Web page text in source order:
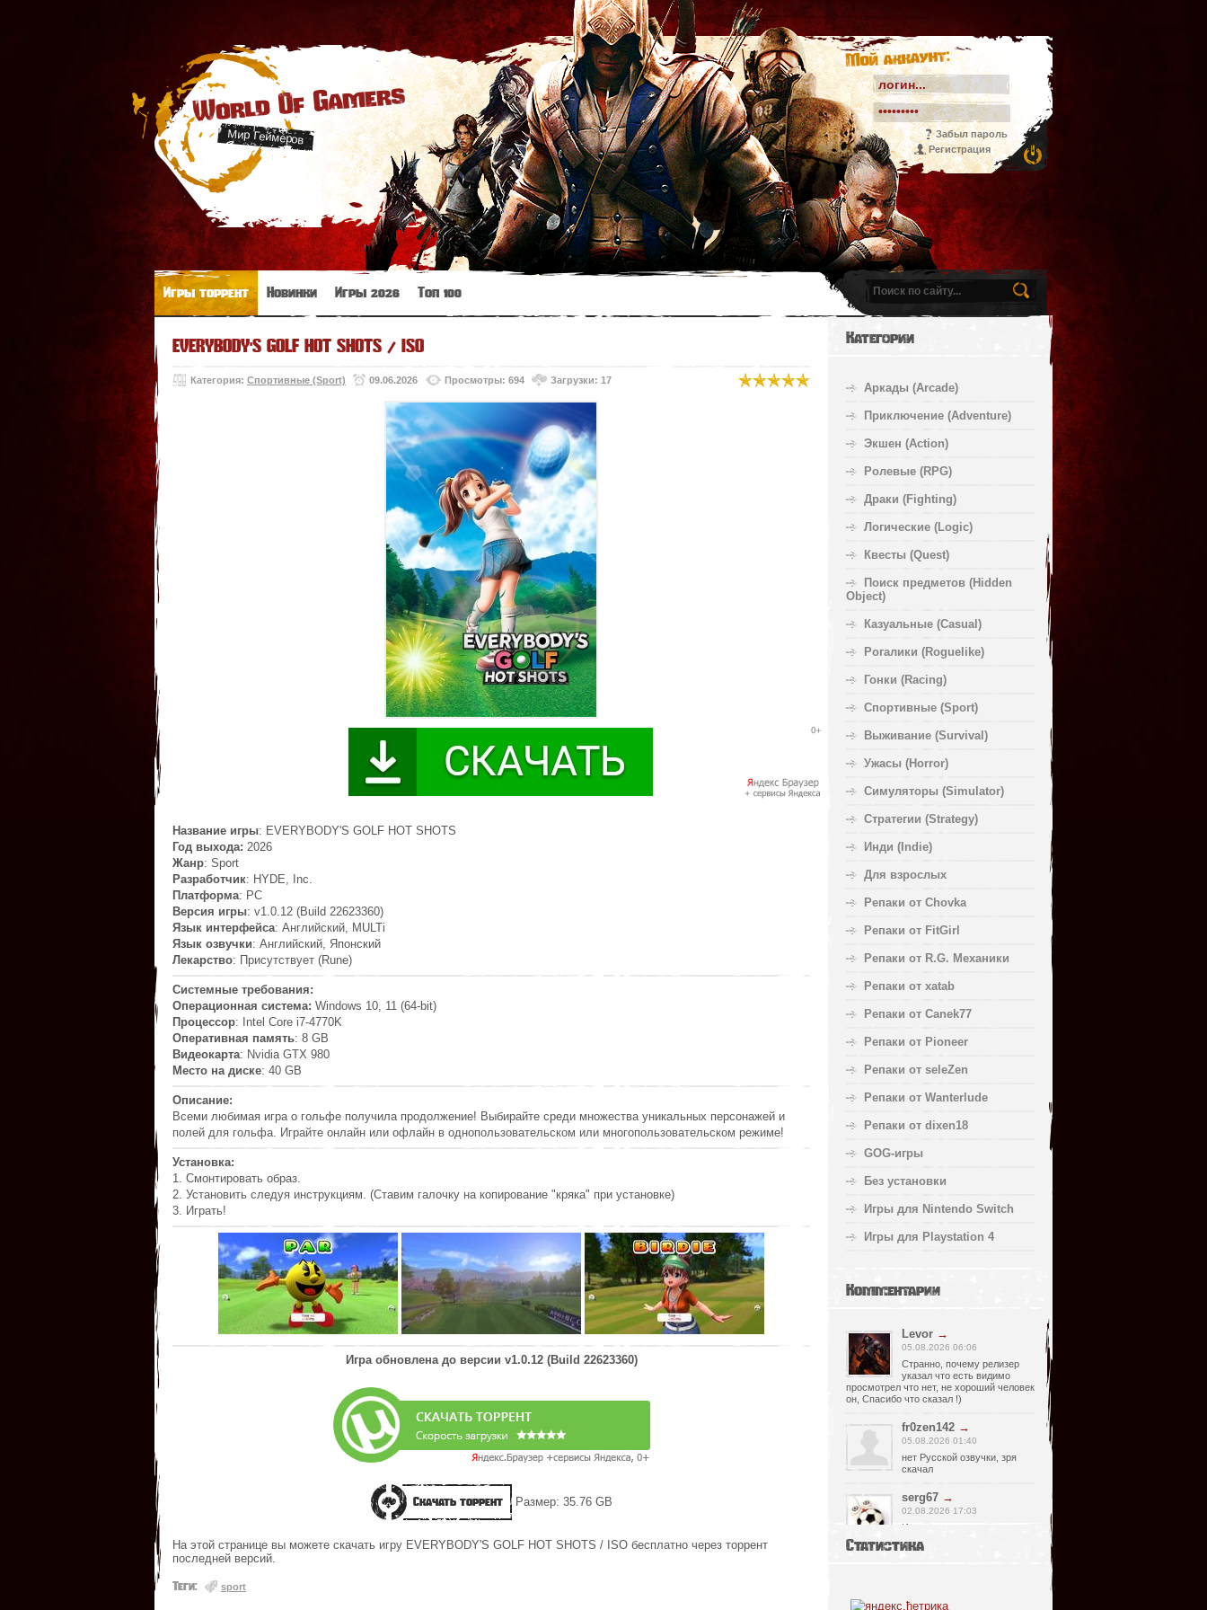
World Of Gamers
Мир Геймеров
Мой аккаунт:
Забыл пароль
Регистрация
Игры торрент Новинки Игры 2026 Топ 100
EVERYBODY'S GOLF HOT SHOTS / ISO
Категория: Спортивные (Sport) 09.06.2026 Просмотры: 694 Загрузки: 17
Название игры: EVERYBODY'S GOLF HOT SHOTS
Год выхода: 2026
Жанр: Sport
Разработчик: HYDE, Inc.
Платформа: PC
Версия игры: v1.0.12 (Build 22623360)
Язык интерфейса: Английский, MULTi
Язык озвучки: Английский, Японский
Лекарство: Присутствует (Rune)
Системные требования:
Операционная система: Windows 10, 11 (64-bit)
Процессор: Intel Core i7-4770K
Оперативная память: 8 GB
Видеокарта: Nvidia GTX 980
Место на диске: 40 GB
Описание:
Всеми любимая игра о гольфе получила продолжение! Выбирайте среди множества уникальных персонажей и
полей для гольфа. Играйте онлайн или офлайн в однопользовательском или многопользовательском режиме!
Установка:
1. Смонтировать образ.
2. Установить следуя инструкциям. (Ставим галочку на копирование "кряка" при установке)
3. Играть!
Игра обновлена до версии v1.0.12 (Build 22623360)
Скачать торрент Размер: 35.76 GB
На этой странице вы можете скачать игру EVERYBODY'S GOLF HOT SHOTS / ISO бесплатно через торрент
последней версий.
Теги: sport
Категории
Аркады (Arcade)
Приключение (Adventure)
Экшен (Action)
Ролевые (RPG)
Драки (Fighting)
Логические (Logic)
Квесты (Quest)
Поиск предметов (Hidden
Object)
Казуальные (Casual)
Рогалики (Roguelike)
Гонки (Racing)
Спортивные (Sport)
Выживание (Survival)
Ужасы (Horror)
Симуляторы (Simulator)
Стратегии (Strategy)
Инди (Indie)
Для взрослых
Репаки от Chovka
Репаки от FitGirl
Репаки от R.G. Механики
Репаки от xatab
Репаки от Canek77
Репаки от Pioneer
Репаки от seleZen
Репаки от Wanterlude
Репаки от dixen18
GOG-игры
Без установки
Игры для Nintendo Switch
Игры для Playstation 4
Комментарии
Levor →
05.08.2026 06:06
Странно, почему релизер
указал что есть видимо
просмотрел что нет, не хороший человек
он, Спасибо что сказал !)
fr0zen142 →
05.08.2026 01:40
нет Русской озвучки, зря
скачал
serg67 →
02.08.2026 17:03
Игра интересная,а снизил
уменьшения экрана,играешь только на
Статистика